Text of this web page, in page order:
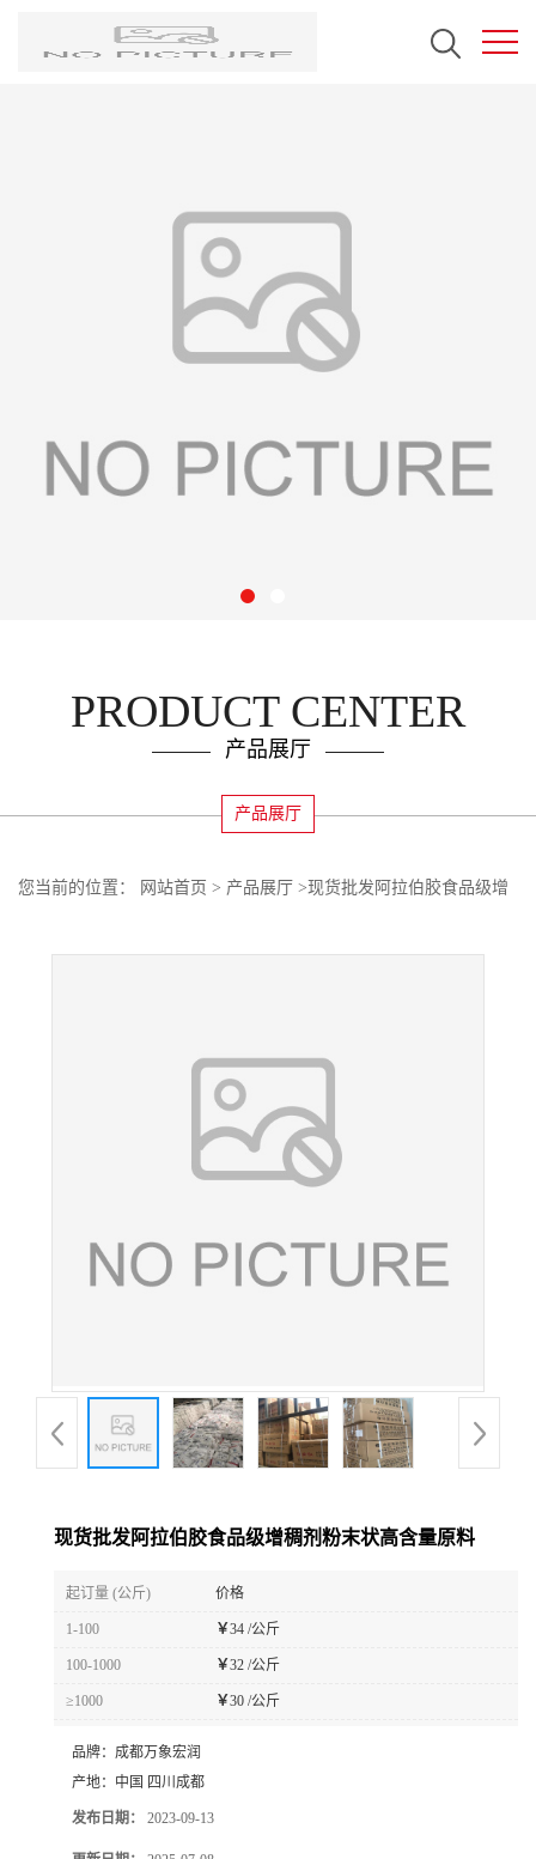
PRODUCT CENTER
产品展厅
产品展厅
您当前的位置： 网站首页 > 产品展厅 >现货批发阿拉伯胶食品级增
现货批发阿拉伯胶食品级增稠剂粉末状高含量原料
起订量 (公斤) 价格
1-100 ￥34 /公斤
100-1000 ￥32 /公斤
≥1000 ￥30 /公斤
品牌： 成都万象宏润
产地： 中国 四川成都
发布日期： 2023-09-13